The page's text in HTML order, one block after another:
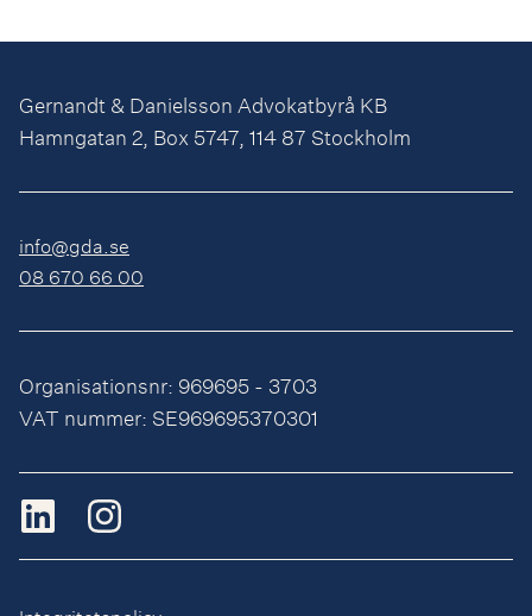
Gernandt & Danielsson Advokatbyrå KB
Hamngatan 2, Box 5747, 114 87 Stockholm
info@gda.se
08 670 66 00
Organisationsnr: 969695 - 3703
VAT nummer: SE969695370301